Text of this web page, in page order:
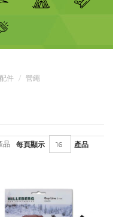
件 營繩
每頁顯示 產品
品